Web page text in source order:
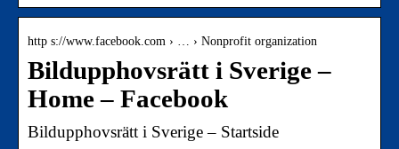
http s://www.facebook.com › … › Nonprofit organization
Bildupphovsrätt i Sverige –
Home – Facebook
Bildupphovsrätt i Sverige – Startside